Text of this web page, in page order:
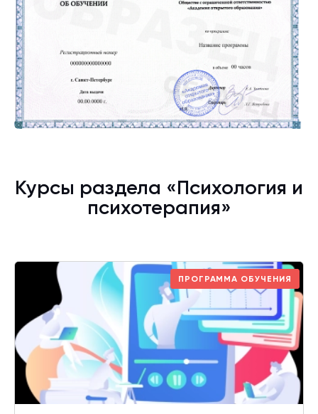
Курсы раздела «Психология и
психотерапия»
ПРОГРАММА ОБУЧЕНИЯ